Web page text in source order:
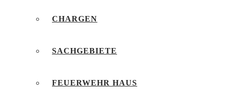
CHARGEN
SACHGEBIETE
FEUERWEHR HAUS